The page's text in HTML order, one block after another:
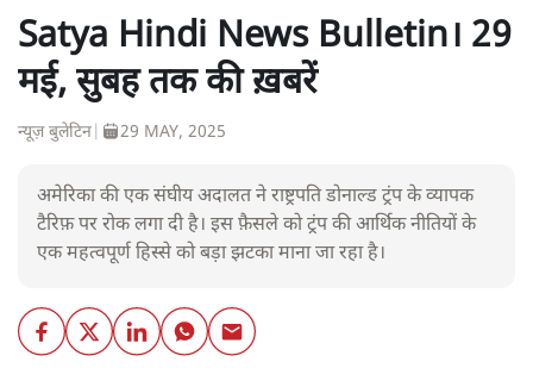
Satya Hindi News Bulletin। 29
मई, सुबह तक की ख़बरें
न्यूज़ बुलेटिन 29 MAY, 2025
अमेरिका की एक संघीय अदालत ने राष्ट्रपति डोनाल्ड ट्रंप के व्यापक
टैरिफ़ पर रोक लगा दी है। इस फ़ैसले को ट्रंप की आर्थिक नीतियों के
एक महत्वपूर्ण हिस्से को बड़ा झटका माना जा रहा है।